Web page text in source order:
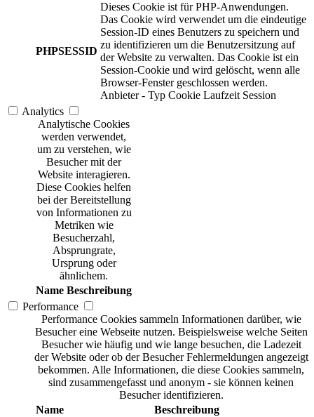
PHPSESSID
Dieses Cookie ist für PHP-Anwendungen.
Das Cookie wird verwendet um die eindeutige
Session-ID eines Benutzers zu speichern und
zu identifizieren um die Benutzersitzung auf
der Website zu verwalten. Das Cookie ist ein
Session-Cookie und wird gelöscht, wenn alle
Browser-Fenster geschlossen werden.
Anbieter - Typ Cookie Laufzeit Session
Analytics
Analytische Cookies
werden verwendet,
um zu verstehen, wie
Besucher mit der
Website interagieren.
Diese Cookies helfen
bei der Bereitstellung
von Informationen zu
Metriken wie
Besucherzahl,
Absprungrate,
Ursprung oder
ähnlichem.
Name Beschreibung
Performance
Performance Cookies sammeln Informationen darüber, wie
Besucher eine Webseite nutzen. Beispielsweise welche Seiten
Besucher wie häufig und wie lange besuchen, die Ladezeit
der Website oder ob der Besucher Fehlermeldungen angezeigt
bekommen. Alle Informationen, die diese Cookies sammeln,
sind zusammengefasst und anonym - sie können keinen
Besucher identifizieren.
Name
Beschreibung